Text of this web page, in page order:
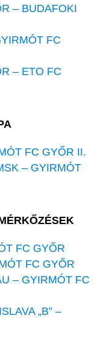
– BUDAFOKI
FC
– ETO FC
FC GYŐR II.
– GYIRMÓT
FC GYŐR
FC GYŐR
– GYIRMÓT FC
„B” –